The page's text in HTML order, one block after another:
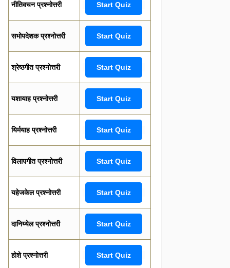
नीतिवचन प्रश्नोत्तरी Start Quiz
सभोपदेशक प्रश्नोत्तरी Start Quiz
श्रेष्ठगीत प्रश्नोत्तरी Start Quiz
यशायाह प्रश्नोत्तरी Start Quiz
यिर्मयाह प्रश्नोत्तरी Start Quiz
विलापगीत प्रश्नोत्तरी Start Quiz
यहेजकेल प्रश्नोत्तरी Start Quiz
दानिय्येल प्रश्नोत्तरी Start Quiz
होशे प्रश्नोत्तरी Start Quiz